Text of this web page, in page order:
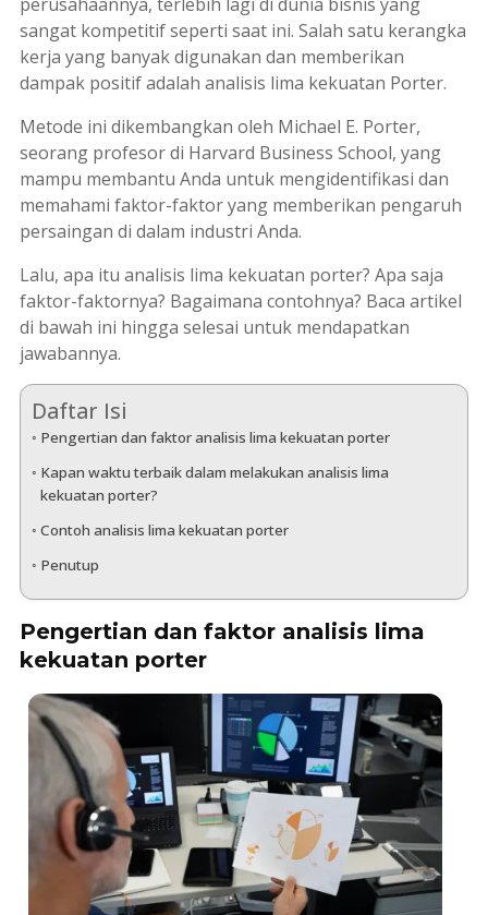
sangat kompetitif seperti saat ini. Salah satu kerangka
kerja yang banyak digunakan dan memberikan
dampak positif adalah analisis lima kekuatan Porter.
Metode ini dikembangkan oleh Michael E. Porter,
seorang profesor di Harvard Business School, yang
mampu membantu Anda untuk mengidentifikasi dan
memahami faktor-faktor yang memberikan pengaruh
persaingan di dalam industri Anda.
Lalu, apa itu analisis lima kekuatan porter? Apa saja
faktor-faktornya? Bagaimana contohnya? Baca artikel
di bawah ini hingga selesai untuk mendapatkan
jawabannya.
Daftar Isi
Pengertian dan faktor analisis lima kekuatan porter
Kapan waktu terbaik dalam melakukan analisis lima
kekuatan porter?
Contoh analisis lima kekuatan porter
Penutup
Pengertian dan faktor analisis lima
kekuatan porter